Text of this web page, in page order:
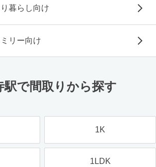
暮らし向け
リー向け
駅で間取りから探す
1K
1LDK